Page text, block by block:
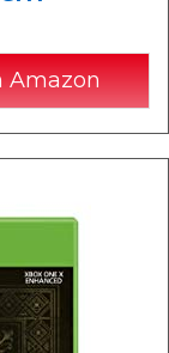
Amazon